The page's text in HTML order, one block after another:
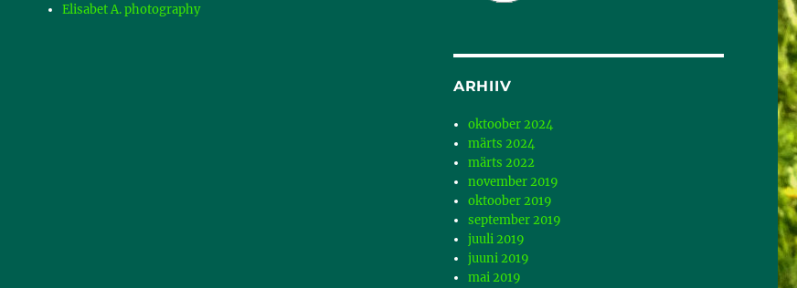
Elisabet A. photography
ARHIIV
oktoober 2024
märts 2024
märts 2022
november 2019
oktoober 2019
september 2019
juuli 2019
juuni 2019
mai 2019